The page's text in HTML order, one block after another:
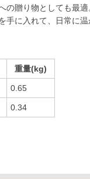
の贈り物としても最
手に入れて、日常に温
重量(kg)
0.65
0.34